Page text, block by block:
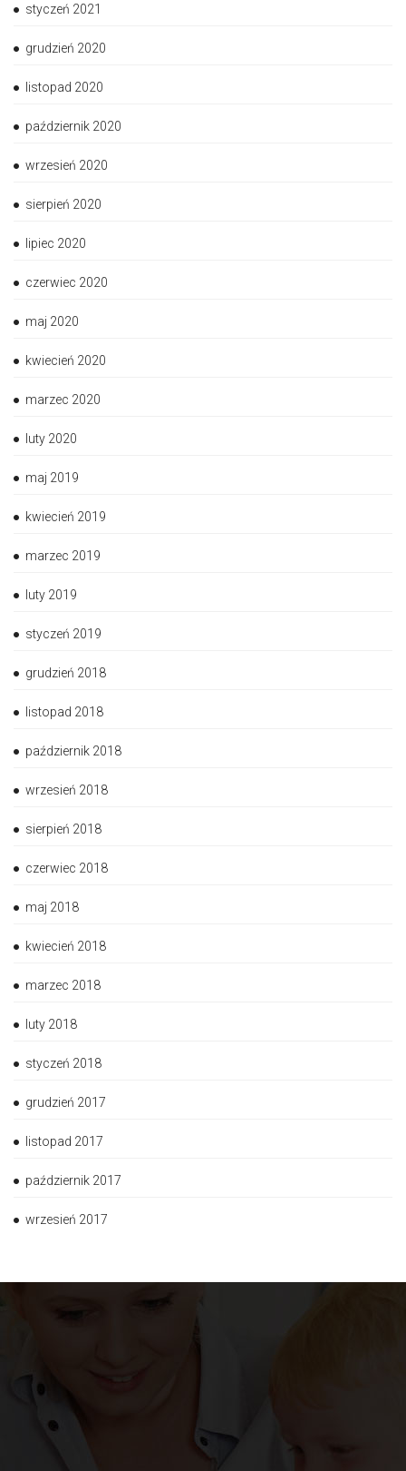
styczeń 2021
grudzień 2020
listopad 2020
październik 2020
wrzesień 2020
sierpień 2020
lipiec 2020
czerwiec 2020
maj 2020
kwiecień 2020
marzec 2020
luty 2020
maj 2019
kwiecień 2019
marzec 2019
luty 2019
styczeń 2019
grudzień 2018
listopad 2018
październik 2018
wrzesień 2018
sierpień 2018
czerwiec 2018
maj 2018
kwiecień 2018
marzec 2018
luty 2018
styczeń 2018
grudzień 2017
listopad 2017
październik 2017
wrzesień 2017